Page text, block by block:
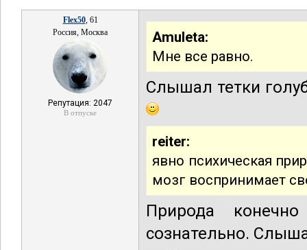
Flex50, 61
Россия, Москва
Репутация: 2047
В отпуске
Amuleta:
Мне все равно.
Слышал тетки
reiter:
явно психическая
мозг воспринимает
Природа
сознательно.